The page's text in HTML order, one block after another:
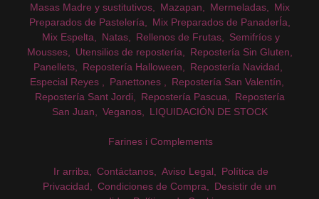
Masas Madre y sustitutivos
Mazapan Mermeladas
Mix
Preparados de Pastelería
Mix Preparados de PanaderÍa
Mix Espelta
Natas Rellenos de Frutas
Semifríos y
Mousses
Utensilios de repostería
Repostería Sin Gluten
Panellets
Repostería Halloween
Repostería Navidad
Especial Reyes
Panettones
Repostería San Valentín
Repostería Sant Jordi
Repostería Pascua
Repostería
San Juan
Veganos LIQUIDACIÓN DE STOCK
Farines i Complements
Ir arriba Contáctanos Aviso Legal
Política de
Privacidad
Condiciones de Compra
Desistir de un